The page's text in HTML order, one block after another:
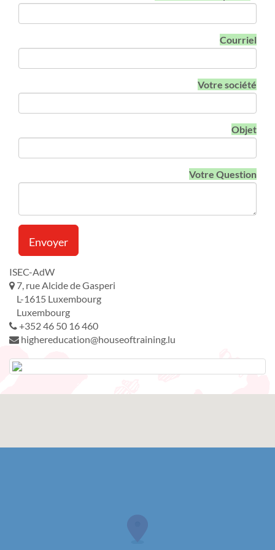
Courriel
Votre société
Objet
Votre Question
Envoyer
ISEC-AdW
7, rue Alcide de Gasperi
L-1615 Luxembourg
Luxembourg
+352 46 50 16 460
highereducation@houseoftraining.lu